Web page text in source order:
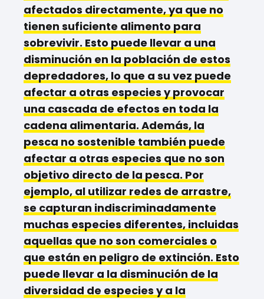
afectados directamente, ya que no
tienen suficiente alimento para
sobrevivir. Esto puede llevar a una
disminución en la población de estos
depredadores, lo que a su vez puede
afectar a otras especies y provocar
una cascada de efectos en toda la
cadena alimentaria. Además, la
pesca no sostenible también puede
afectar a otras especies que no son
objetivo directo de la pesca. Por
ejemplo, al utilizar redes de arrastre,
se capturan indiscriminadamente
muchas especies diferentes, incluidas
aquellas que no son comerciales o
que están en peligro de extinción. Esto
puede llevar a la disminución de la
diversidad de especies y a la